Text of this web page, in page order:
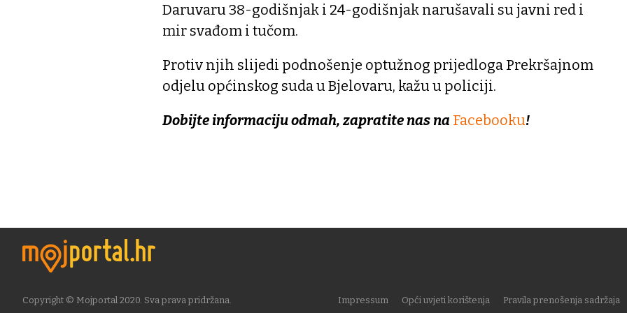
Daruvaru 38-godišnjak i 24-godišnjak narušavali su javni red i
mir svađom i tučom.
Protiv njih slijedi podnošenje optužnog prijedloga Prekršajnom
odjelu općinskog suda u Bjelovaru, kažu u policiji.
Dobijte informaciju odmah, zapratite nas na Facebooku!
Copyright © Mojportal 2020. Sva prava pridržana. Impressum Opći uvjeti korištenja Pravila prenošenja sadržaja